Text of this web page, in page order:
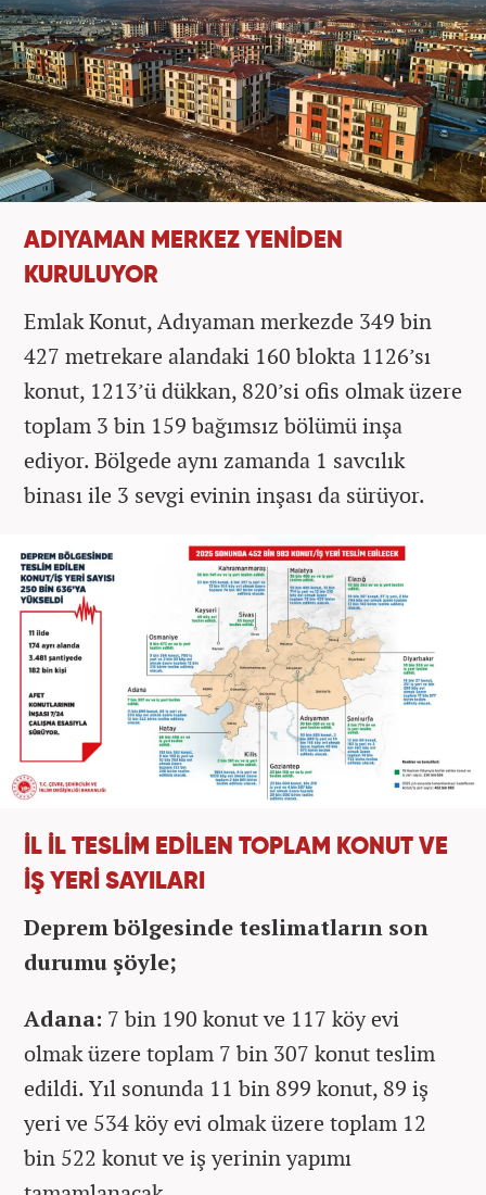
ADIYAMAN MERKEZ YENİDEN
KURULUYOR
Emlak Konut, Adıyaman merkezde 349 bin
427 metrekare alandaki 160 blokta 1126’sı
konut, 1213’ü dükkan, 820’si ofis olmak üzere
toplam 3 bin 159 bağımsız bölümü inşa
ediyor. Bölgede aynı zamanda 1 savcılık
binası ile 3 sevgi evinin inşası da sürüyor.
İL İL TESLİM EDİLEN TOPLAM KONUT VE
İŞ YERİ SAYILARI
Deprem bölgesinde teslimatların son
durumu şöyle;
Adana: 7 bin 190 konut ve 117 köy evi
olmak üzere toplam 7 bin 307 konut teslim
edildi. Yıl sonunda 11 bin 899 konut, 89 iş
yeri ve 534 köy evi olmak üzere toplam 12
bin 522 konut ve iş yerinin yapımı